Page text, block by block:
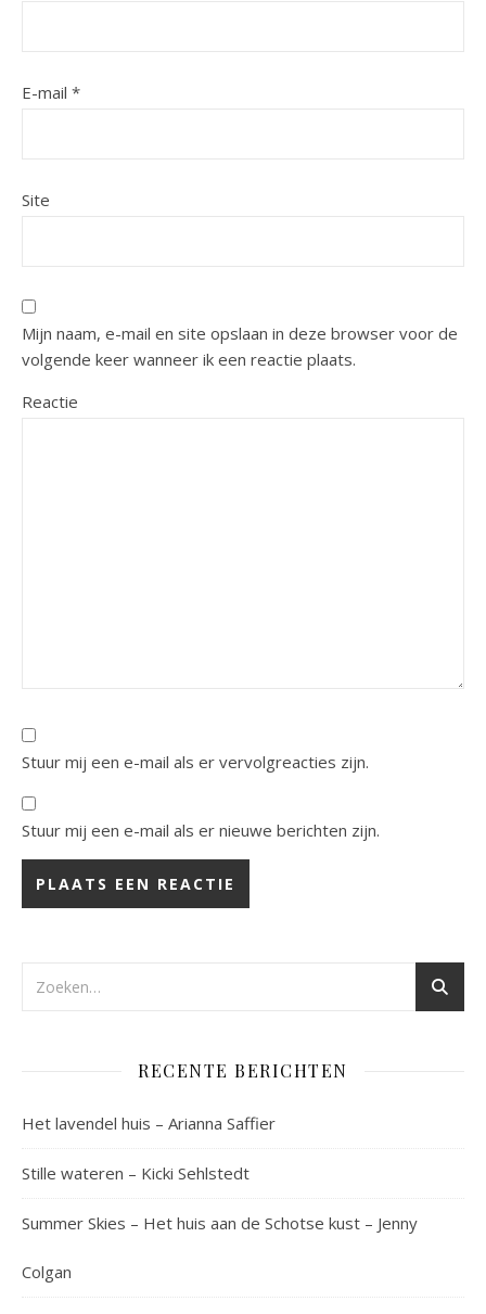
E-mail *
Site
Mijn naam, e-mail en site opslaan in deze browser voor de
volgende keer wanneer ik een reactie plaats.
Reactie
Stuur mij een e-mail als er vervolgreacties zijn.
Stuur mij een e-mail als er nieuwe berichten zijn.
RECENTE BERICHTEN
Het lavendel huis – Arianna Saffier
Stille wateren – Kicki Sehlstedt
Summer Skies – Het huis aan de Schotse kust – Jenny
Colgan